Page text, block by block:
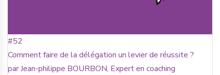
#52
Comment faire de la délégation un levier de réussite ?
par Jean-philippe BOURBON, Expert en coaching